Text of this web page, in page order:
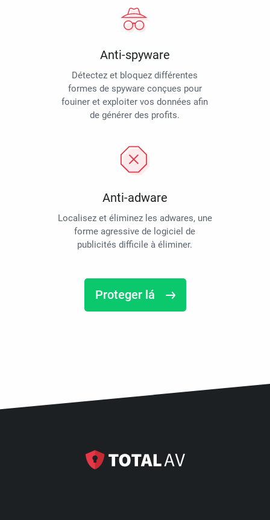
Anti-spyware
Détectez et bloquez différentes
formes de spyware conçues pour
fouiner et exploiter vos données afin
de générer des profits.
Anti-adware
Localisez et éliminez les adwares, une
forme agressive de logiciel de
publicités difficile à éliminer.
Proteger lá